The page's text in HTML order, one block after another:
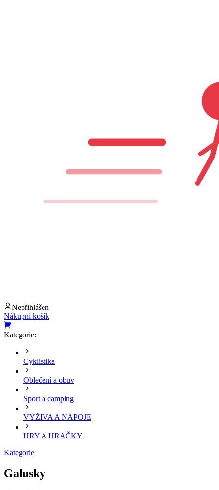
Nepřihlášen
Nákupní košík
Kategorie:
Cyklistika
Oblečení a obuv
Sport a camping
VÝŽIVA A NÁPOJE
HRY A HRAČKY
Kategorie
Galusky